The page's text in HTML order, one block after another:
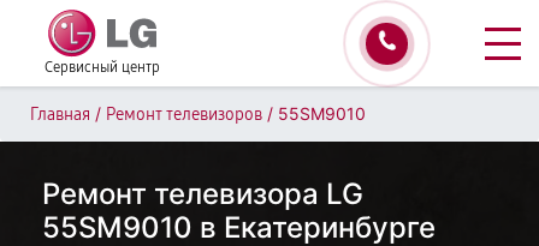
Сервисный центр
Главная / Ремонт телевизоров / 55SM9010
Ремонт телевизора LG
55SM9010 в Екатеринбурге